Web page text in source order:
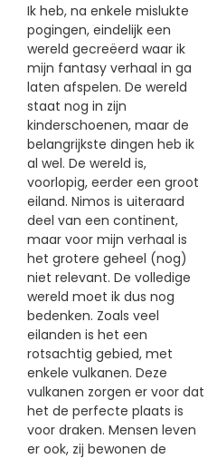
Ik heb, na enkele mislukte
pogingen, eindelijk een
wereld gecreëerd waar ik
mijn fantasy verhaal in ga
laten afspelen. De wereld
staat nog in zijn
kinderschoenen, maar de
belangrijkste dingen heb ik
al wel. De wereld is,
voorlopig, eerder een groot
eiland. Nimos is uiteraard
deel van een continent,
maar voor mijn verhaal is
het grotere geheel (nog)
niet relevant. De volledige
wereld moet ik dus nog
bedenken. Zoals veel
eilanden is het een
rotsachtig gebied, met
enkele vulkanen. Deze
vulkanen zorgen er voor dat
het de perfecte plaats is
voor draken. Mensen leven
er ook, zij bewonen de